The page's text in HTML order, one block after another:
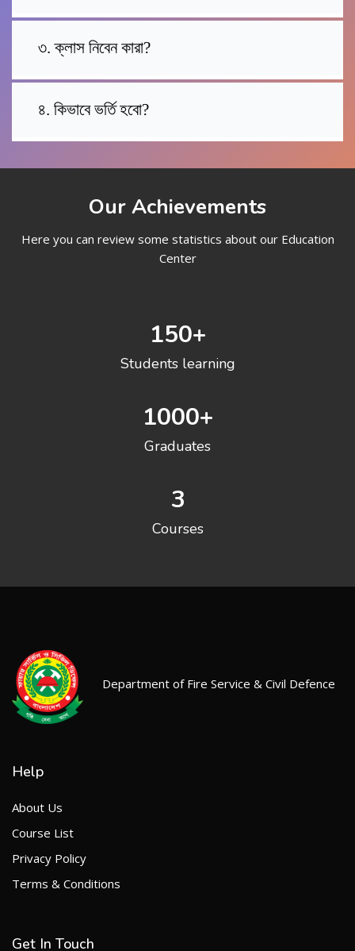
৩. ক্লাস নিবেন কারা?
৪. কিভাবে ভর্তি হবো?
Our Achievements
Here you can review some statistics about our Education
Center
150+
Students learning
1000+
Graduates
3
Courses
Department of Fire Service & Civil Defence
Help
About Us
Course List
Privacy Policy
Terms & Conditions
Get In Touch